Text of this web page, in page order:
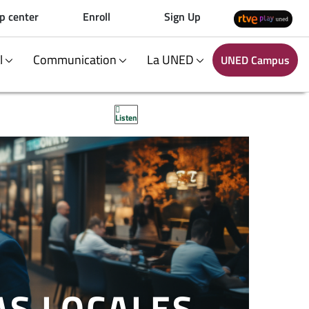
center Enroll Sign Up
Communication La UNED UNED Campus
Listen